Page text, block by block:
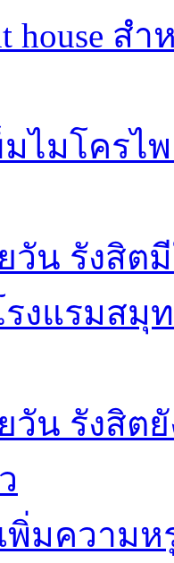
house
มไมโคร
วัน รังสิต
รงแรมสมุ
วัน รังสิต
พิ่มความ